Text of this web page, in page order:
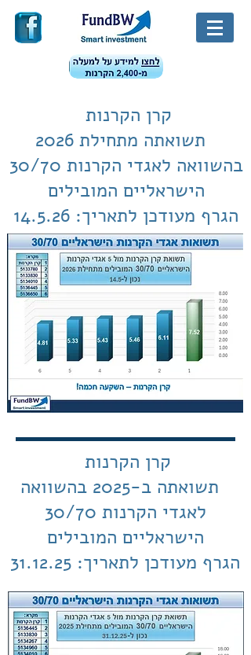
קרן הקרנות
תשואתה מתחילת 2026
בהשוואה לאגדי הקרנות 30/70
הישראליים המובילים
הגרף מעודכן לתאריך: 14.5.26
קרן הקרנות
תשואתה ב-2025 בהשוואה
לאגדי הקרנות 30/70
הישראליים המובילים
הגרף מעודכן לתאריך: 31.12.25